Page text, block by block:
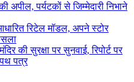
अपील, पर्यटकों से जिम्मेदारी निभाने
रिटेल मॉडल, अपने स्टोर
की सुरक्षा पर सुनवाई, रिपोर्ट पर
पत्र